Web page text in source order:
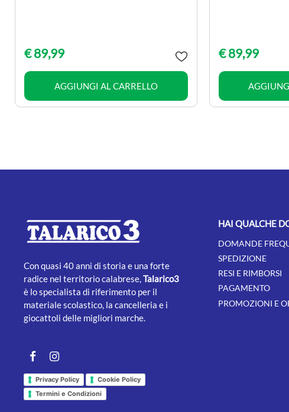
€ 89,99
AGGIUNGI AL CARRELLO
€ 89,99
Con quasi 40 anni di storia e una forte
radice nel territorio calabrese,Talarico3
è lo specialista di riferimento per il
materiale scolastico, la cancelleria e i
giocattoli delle migliori marche.
Facebookinstagram
Privacy Policy
Cookie Policy
Termini e Condizioni
HAI QUALCHE
DOMANDE
SPEDIZIONE
RESI E RIMBORSI
PAGAMENTO
PROMOZIONI E